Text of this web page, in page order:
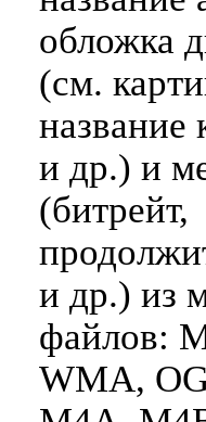
обложка
(см.
название
и др.) и
(битрейт,
и др.) из
файлов:
WMA,